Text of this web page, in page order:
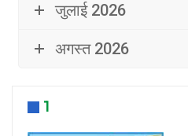
जुलाई 2026
अगस्त 2026
1